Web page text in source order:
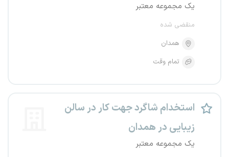
یک مجموعه معتبر
منقضی شده
همدان
تمام وقت
استخدام شاگرد جهت کار در سالن
زیبایی در همدان
یک مجموعه معتبر